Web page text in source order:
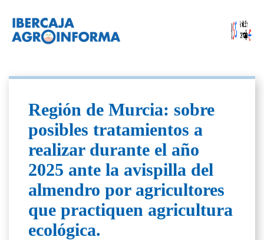
Región de Murcia: sobre
posibles tratamientos a
realizar durante el año
2025 ante la avispilla del
almendro por agricultores
que practiquen agricultura
ecológica.